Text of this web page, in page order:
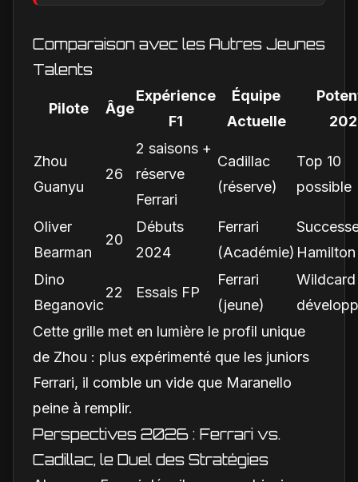
Comparaison avec les Autres Jeunes
Talents
Pilote Âge
Expérience
F1
Équipe
Actuelle
Zhou
Guanyu
26
2 saisons +
réserve
Ferrari
Cadillac
(réserve)
Top 10
possible
Oliver
Bearman
20
Débuts
2024
Ferrari
(Académie) Hamilton
Dino
Beganovic
22 Essais FP
Ferrari
(jeune)
Wildcard
Cette grille met en lumière le profil unique
de Zhou : plus expérimenté que les juniors
Ferrari, il comble un vide que Maranello
peine à remplir.
Perspectives 2026 : Ferrari vs.
Cadillac, le Duel des Stratégies